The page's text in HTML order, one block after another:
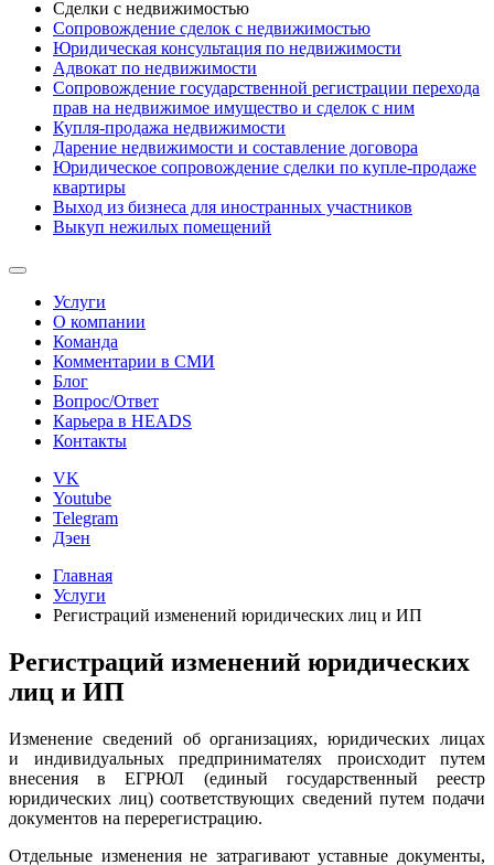
Сделки с недвижимостью
Сопровождение сделок с недвижимостью
Юридическая консультация по недвижимости
Адвокат по недвижимости
Сопровождение государственной регистрации перехода
прав на недвижимое имущество и сделок с ним
Купля-продажа недвижимости
Дарение недвижимости и составление договора
Юридическое сопровождение сделки по купле-продаже
квартиры
Выход из бизнеса для иностранных участников
Выкуп нежилых помещений
Услуги
О компании
Команда
Комментарии в СМИ
Блог
Вопрос/Ответ
Карьера в HEADS
Контакты
VK
Youtube
Telegram
Дэен
Главная
Услуги
Регистраций изменений юридических лиц и ИП
Регистраций изменений юридических
лиц и ИП
Изменение сведений об организациях, юридических лицах
и индивидуальных предпринимателях происходит путем
внесения в ЕГРЮЛ (единый государственный реестр
юридических лиц) соответствующих сведений путем подачи
документов на перерегистрацию.
Отдельные изменения не затрагивают уставные документы,